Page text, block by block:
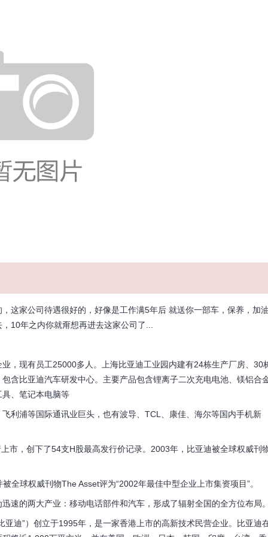
家公司待遇很好的，好像是工作满5年后 就送你一部车，保养，加
10年之内你就甭想再进去这家公司了...
现有员工25000多人。上海比亚迪工业园内建有24栋生产厂房、30
含比亚迪汽车研发中心。主要产品包含锂离子二次充电电池、镁铝合
、笔记本电脑等
浦等国际通讯业巨头，也有波导、TCL、康佳、海尔等国内手机新
，创下了54支H股最高发行价记录。2003年，比亚迪被全球权威刊
球权威刊物The Asset评为“2002年最佳中型企业上市集资项目”。
的两大产业：移动电话部件和汽车，形成了辐射全国的全方位布局
”）创立于1995年，是一家香港上市的高新技术民营企业。比亚迪